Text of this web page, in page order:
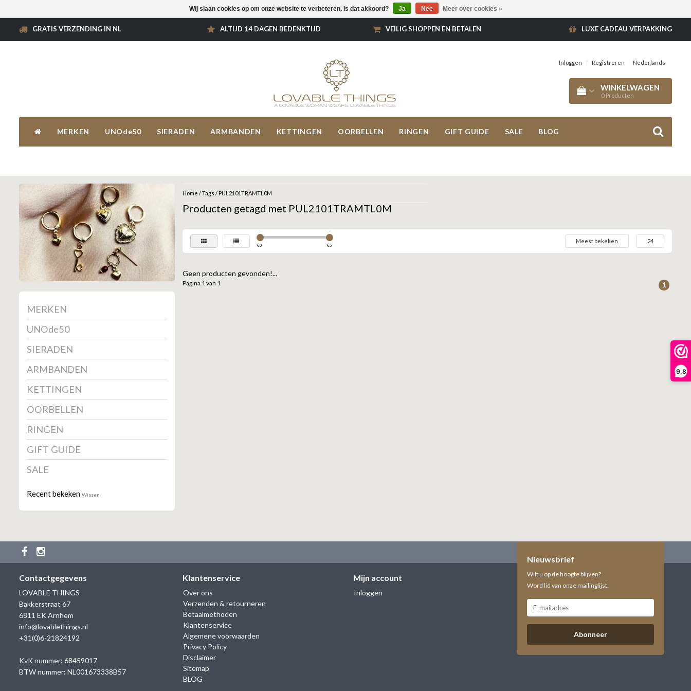
9,8
GRATIS VERZENDING IN NL ALTIJD 14 DAGEN BEDENKTIJD VEILIG SHOPPEN EN BETALEN LUXE CADEAU VERPAKKING
Inloggen | Registreren Nederlands
WINKELWAGEN
0 Producten
MERKEN UNOde50 SIERADEN ARMBANDEN KETTINGEN OORBELLEN RINGEN GIFT GUIDE SALE BLOG
MERKEN
UNOde50
SIERADEN
ARMBANDEN
KETTINGEN
OORBELLEN
RINGEN
GIFT GUIDE
SALE
Recent bekeken Wissen
Home /Tags / PUL2101TRAMTL0M
Producten getagd met PUL2101TRAMTL0M
€0 €5
Meest bekeken 24
Geen producten gevonden!...
Pagina 1 van 1 1
Contactgegevens
LOVABLE THINGS
Bakkerstraat 67
6811 EK Arnhem
info@lovablethings.nl
+31(0)6-21824192
KvK nummer: 68459017
BTW nummer: NL001673338B57
Klantenservice
Over ons
Verzenden & retourneren
Betaalmethoden
Klantenservice
Algemene voorwaarden
Privacy Policy
Disclaimer
Sitemap
BLOG
Mijn account
Inloggen
Nieuwsbrief
Wilt u op de hoogte blijven?
Word lid van onze mailinglijst:
Abonneer
Wij slaan cookies op om onze website te verbeteren. Is dat akkoord? Ja Nee Meer over cookies »